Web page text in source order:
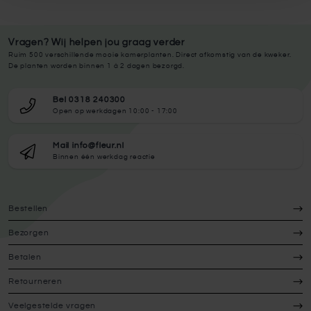
Vragen? Wij helpen jou graag verder
Ruim 500 verschillende mooie kamerplanten. Direct afkomstig van de kweker.
De planten worden binnen 1 à 2 dagen bezorgd.
Bel 0318 240300
Open op werkdagen 10:00 - 17:00
Mail info@fleur.nl
Binnen één werkdag reactie
Bestellen
Bezorgen
Betalen
Retourneren
Veelgestelde vragen